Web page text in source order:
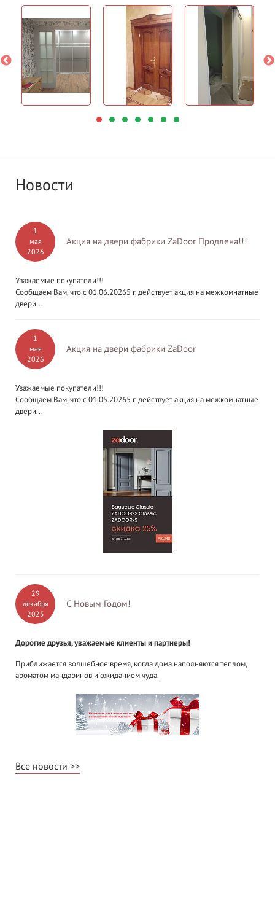
Новости
1
мая
2026
Акция на двери фабрики ZaDoor Продлена!!!
Уважаемые покупатели!!!
Сообщаем Вам, что с 01.06.20265 г. действует акция на межкомнатные
двери...
1
мая
2026
Акция на двери фабрики ZaDoor
Уважаемые покупатели!!!
Сообщаем Вам, что с 01.05.20265 г. действует акция на межкомнатные
двери...
29
декабря
2025
С Новым Годом!
Дорогие друзья, уважаемые клиенты и партнеры!
Приближается волшебное время, когда дома наполняются теплом,
ароматом мандаринов и ожиданием чуда.
Все новости